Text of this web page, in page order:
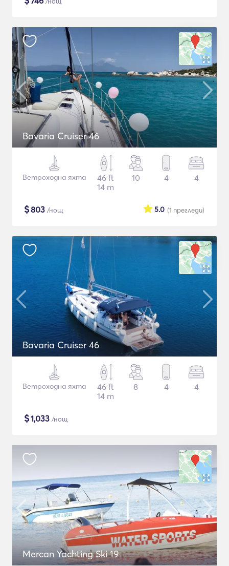
Bavaria Cruiser 46
Ветроходна яхта
46 ft
14 m
10 4 4
$803 /нощ (1 прегледи)
5.0
Bavaria Cruiser 46
Ветроходна яхта
46 ft
14 m
8 4 4
$1,033 /нощ
Mercan Yachting Ski 19